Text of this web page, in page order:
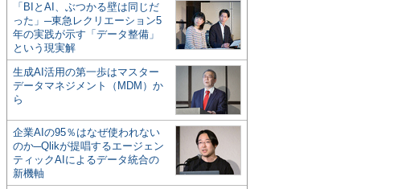
「BIとAI、ぶつかる壁は同じだ
った」─東急レクリエーション5
年の実践が示す「データ整備」
という現実解
生成AI活用の第一歩はマスター
データマネジメント（MDM）か
ら
企業AIの95％はなぜ使われない
のか─Qlikが提唱するエージェン
ティックAIによるデータ統合の
新機軸